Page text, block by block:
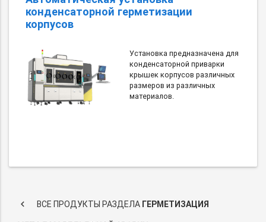
конденсаторной герметизации
корпусов
Установка предназначена для
конденсаторной приварки
крышек корпусов различных
размеров из различных
материалов.
keyboard_arrow_left ВСЕ ПРОДУКТЫ РАЗДЕЛА ГЕРМЕТИЗАЦИЯ